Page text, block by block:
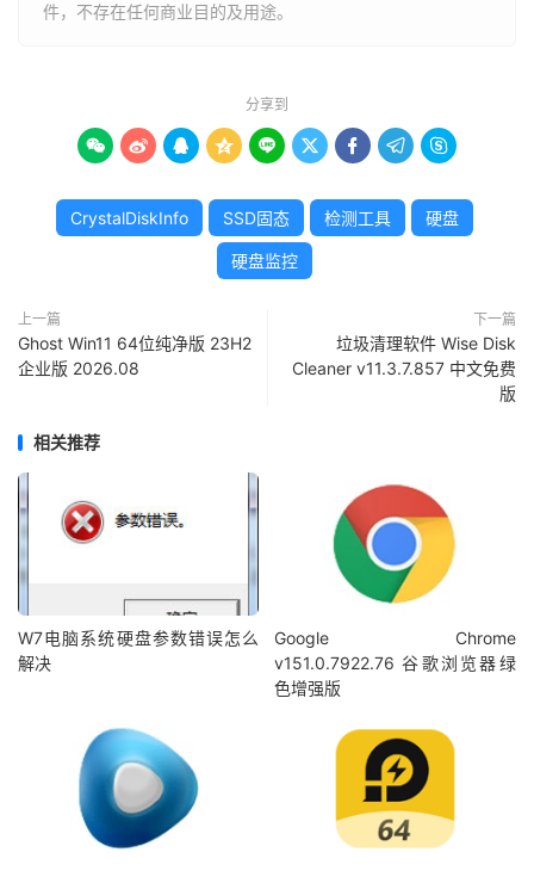
件，不存在任何商业目的及用途。
分享到
        
CrystalDiskInfo SSD固态 检测工具 硬盘
硬盘监控
上一篇
Ghost Win11 64位纯净版 23H2
企业版 2026.08
下一篇
垃圾清理软件 Wise Disk
Cleaner v11.3.7.857 中文免费
版
相关推荐
W7电脑系统硬盘参数错误怎么
解决
Google Chrome
v151.0.7922.76 谷歌浏览器绿
色增强版